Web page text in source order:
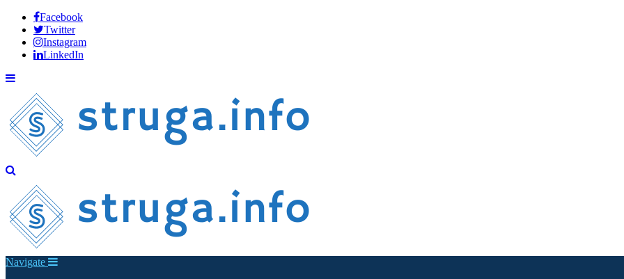
Facebook
Twitter
Instagram
LinkedIn
Navigate